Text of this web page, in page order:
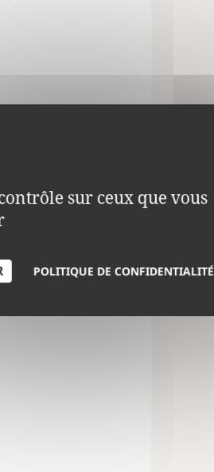
sur ceux que vous
POLITIQUE DE CONFIDENTIALITÉ